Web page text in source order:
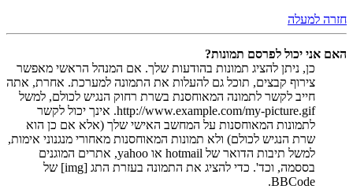
חזרה למעלה
האם אני יכול לפרסם תמונות?
כן, ניתן להציג תמונות בהודעות שלך. אם המנהל הראשי מאפשר
צירוף קבצים, תוכל גם להעלות את התמונה למערכת. אחרת, אתה
חייב לקשר לתמונה המאוחסנת בשרת רחוק הנגיש לכולם, למשל
http://www.example.com/my-picture.gif. אינך יכול לקשר
לתמונות המאוחסנות על המחשב האישי שלך (אלא אם כן הוא
שרת הנגיש לכולם) ולא תמונות המאוחסנות מאחורי מנגנוני אימות,
למשל תיבות הדואר של hotmail או yahoo, אתרים המוגנים
בססמה, וכד'. כדי להציג את התמונה בעזרת התג [img] של
BBCode.